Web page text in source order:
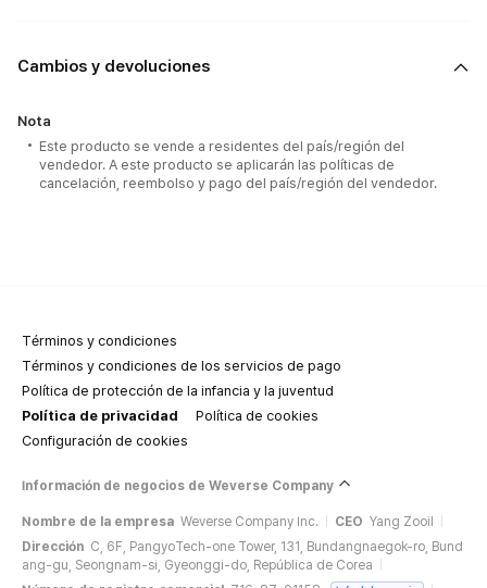
Cambios y devoluciones
Nota
Este producto se vende a residentes del país/región del
vendedor. A este producto se aplicarán las políticas de
cancelación, reembolso y pago del país/región del vendedor.
Términos y condiciones
Términos y condiciones de los servicios de pago
Política de protección de la infancia y la juventud
Política de privacidad
Política de cookies
Configuración de cookies
Información de negocios de Weverse Company
Nombre de la empresa Weverse Company Inc. CEO Yang Zooil
Dirección C, 6F, PangyoTech-one Tower, 131, Bundangnaegok-ro, Bund
ang-gu, Seongnam-si, Gyeonggi-do, República de Corea